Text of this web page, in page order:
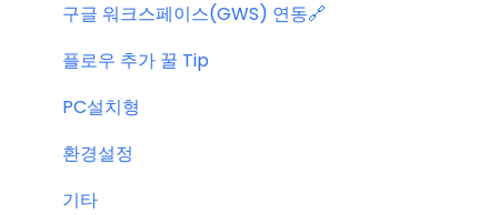
구글 워크스페이스(GWS) 연동🔗
플로우 추가 꿀 Tip
PC설치형
환경설정
기타